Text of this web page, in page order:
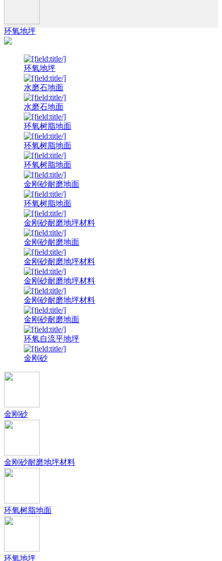
环氧地坪
环氧地坪
水磨石地面
水磨石地面
环氧树脂地面
环氧树脂地面
环氧树脂地面
金刚砂耐磨地面
环氧树脂地面
金刚砂耐磨地坪材料
金刚砂耐磨地面
金刚砂耐磨地坪材料
金刚砂耐磨地坪材料
金刚砂耐磨地坪材料
金刚砂耐磨地面
环氧自流平地坪
金刚砂
金刚砂
金刚砂耐磨地坪材料
环氧树脂地面
环氧地坪